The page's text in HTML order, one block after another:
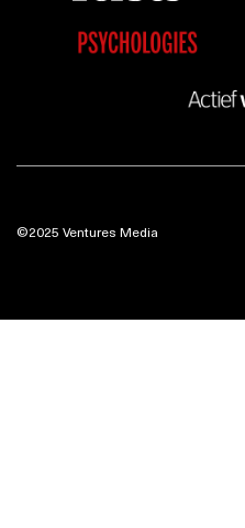
©2025 Ventures Media